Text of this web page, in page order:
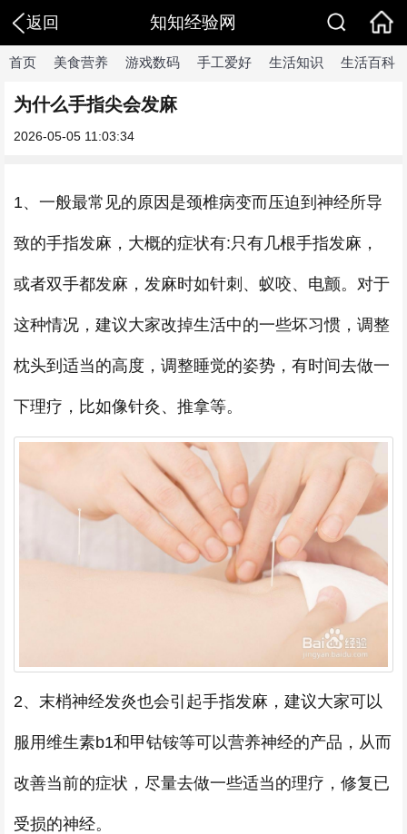
返回 知知经验网
首页 美食营养 游戏数码 手工爱好 生活知识 生活百科
为什么手指尖会发麻
2026-05-05 11:03:34
1、一般最常见的原因是颈椎病变而压迫到神经所导
致的手指发麻，大概的症状有:只有几根手指发麻，
或者双手都发麻，发麻时如针刺、蚁咬、电颤。对于
这种情况，建议大家改掉生活中的一些坏习惯，调整
枕头到适当的高度，调整睡觉的姿势，有时间去做一
下理疗，比如像针灸、推拿等。
2、末梢神经发炎也会引起手指发麻，建议大家可以
服用维生素b1和甲钴铵等可以营养神经的产品，从而
改善当前的症状，尽量去做一些适当的理疗，修复已
受损的神经。